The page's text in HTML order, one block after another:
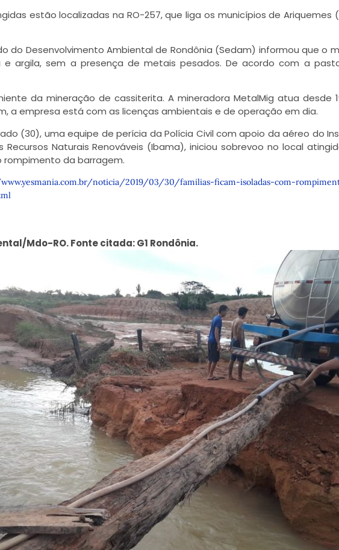
estão localizadas na RO-257, que liga os municípios de Ariquemes
do Desenvolvimento Ambiental de Rondônia (Sedam) informou que o
argila, sem a presença de metais pesados. De acordo com a
da mineração de cassiterita. A mineradora MetalMig atua desde
a empresa está com as licenças ambientais e de operação em dia.
(30), uma equipe de perícia da Polícia Civil com apoio da aéreo do
Recursos Naturais Renováveis (Ibama), iniciou sobrevoo no local
rompimento da barragem.
noticia/2019/03/30/familias-ficam-isoladas-com-
Mdo-RO. Fonte citada: G1 Rondônia.